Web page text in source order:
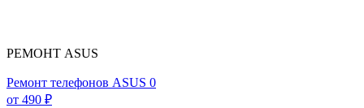
РЕМОНТ ASUS
Ремонт телефонов ASUS 0
от 490 ₽